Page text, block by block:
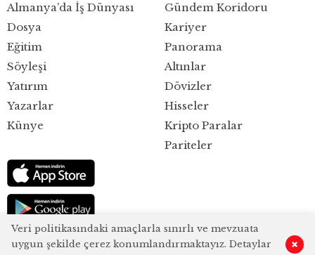
0
Almanya’da İş Dünyası
Dosya
Eğitim
Gündem Koridoru
Kariyer
Panorama
Söyleşi
Yatırım
Yazarlar
Künye
Altınlar
Dövizler
Hisseler
Kripto Paralar
Pariteler
Veri politikasındaki amaçlarla sınırlı ve mevzuata
uygun şekilde çerez konumlandırmaktayız. Detaylar